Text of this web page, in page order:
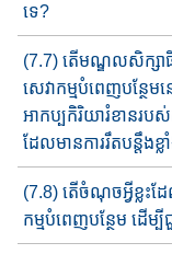
ទេ​​?
(7.7) តើមណ្ឌលសិក្សា
សេវាកម្មបំពេញ​បន្ថែម
អាកប្បកិរិយារំខានរប
ដែល​មានការរឹតបន្តឹង​ខ្ល
(7.8) តើចំណុចអ្វីខ្លះ​​ដ
កម្មបំពេញ​បន្ថែម ​​ដើម្